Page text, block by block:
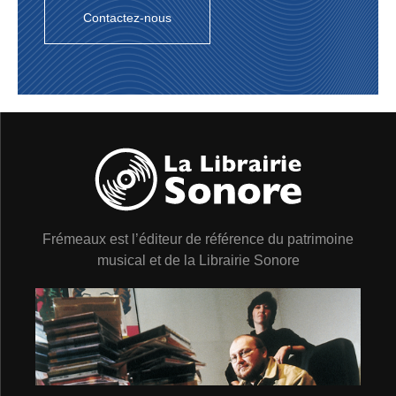
etc.Un vrai «géant» du style de ragtime «stride» cher à
la Côte Est des Etats-Unis. Outre plusieurs revues, un
opéra, des pièces symphoniques, James P. Johnson est
l'auteur de compositions d'une redoutable difficulté
d'exécution telles que «CAPRICE RAG» (1914),
«HARLEM STRUT» (1917), «KEEP OFF THE
GRASS» (1926), «RIFFS» (1930), «OVER THE BARS»
«facile» est «CAROLINA SHOUT» (1925), la «pièce de
résistance» de tous les tournois pianistiques de
Harlem.Claude Bolling avait déjà interprété non sans
brio «HARLEM STRUT». «Sa» version de «CAROLINA
landerneau du jazz.
BILLY MAYERL
Tottenham Court Road Londres, mort le 25 mars 1959 à
Beaconsfield, Angleterre.Un des premiers pianistes de
ragtime et de jazz européens à s'être entichés de la
nouvelle musique après la Grande Guerre. Joue d'abord
dans les cinémas puis en 1918 débute dans les hôtels
de Southampton comme pianiste de bar. Est engagé par
Contactez-nous
Frémeaux est l’éditeur de référence du patrimoine
musical et de la Librairie Sonore